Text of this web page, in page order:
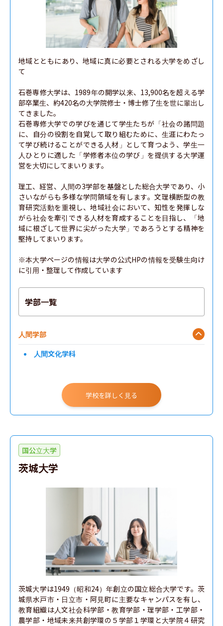
地域とともにあり、地域に真に必要とされる大学をめざし
て
石巻専修大学は、1989年の開学以来、13,900名を超える学
部卒業生、約420名の大学院修士・博士修了生を世に輩出し
てきました。
石巻専修大学での学びを通じて学生たちが「社会の諸問題
に、自分の役割を自覚して取り組むために、生涯にわたっ
て学び続けることができる人材」として育つよう、学生一
人ひとりに適した「学修者本位の学び」を提供する大学運
営を大切にしてまいります。
理工、経営、人間の3学部を基盤とした総合大学であり、小
さいながらも多様な学問領域を有します。文理横断型の教
育研究活動を重視し、地域社会において、知性を発揮しな
がら社会を牽引できる人材を育成することを目指し、「地
域に根ざして世界に尖がった大学」であろうとする精神を
堅持してまいります。
※本大学ページの情報は大学の公式HPの情報を受験生向け
に引用・整理して作成しています
学部一覧
人間学部
人間文化学科
学校を詳しく見る
国公立大学
茨城大学
茨城大学は1949（昭和24）年創立の国立総合大学です。茨
城県水戸市・日立市・阿見町に主要なキャンパスを有し、
教育組織は人文社会科学部・教育学部・理学部・工学部・
農学部・地域未来共創学環の５学部１学環と大学院４研究